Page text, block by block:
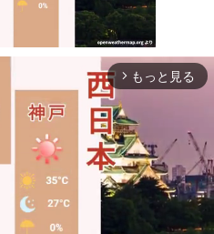
Mute
arrow_forward_ios もっと見る